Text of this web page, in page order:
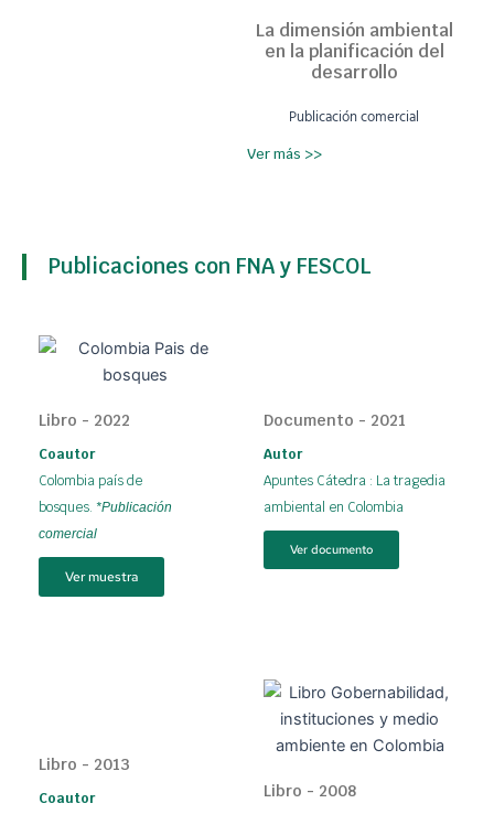
La dimensión ambiental
en la planificación del
desarrollo
Publicación comercial
Ver más >>
Publicaciones con FNA y FESCOL
Libro - 2022
Coautor
Colombia país de
bosques. *Publicación
comercial
Ver muestra
Documento - 2021
Autor
Apuntes Cátedra : La tragedia
ambiental en Colombia
Ver documento
Libro - 2013
Coautor
Libro - 2008